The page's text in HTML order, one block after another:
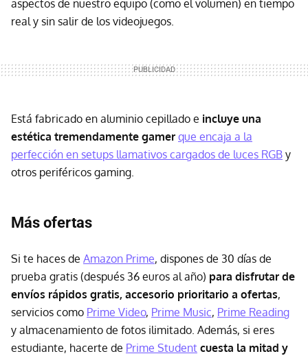
aspectos de nuestro equipo (como el volumen) en tiempo
real y sin salir de los videojuegos.
Está fabricado en aluminio cepillado e incluye una
estética tremendamente gamer que encaja a la
perfección en setups llamativos cargados de luces RGB y
otros periféricos gaming.
Más ofertas
Si te haces de Amazon Prime, dispones de 30 días de
prueba gratis (después 36 euros al año) para disfrutar de
envíos rápidos gratis, accesorio prioritario a ofertas,
servicios como Prime Video, Prime Music, Prime Reading
y almacenamiento de fotos ilimitado. Además, si eres
estudiante, hacerte de Prime Student cuesta la mitad y